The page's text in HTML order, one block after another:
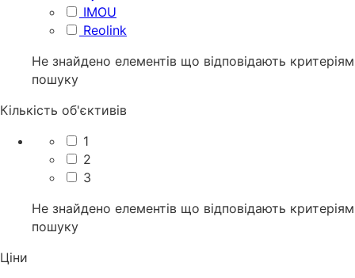
IMOU
Reolink
Не знайдено елементів що відповідають критеріям
пошуку
Кількість об'єктивів
1
2
3
Не знайдено елементів що відповідають критеріям
пошуку
Ціни